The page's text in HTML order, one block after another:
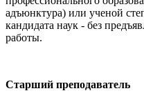
адъюнктура) или ученой
кандидата наук - без
работы.
Старший преподаватель